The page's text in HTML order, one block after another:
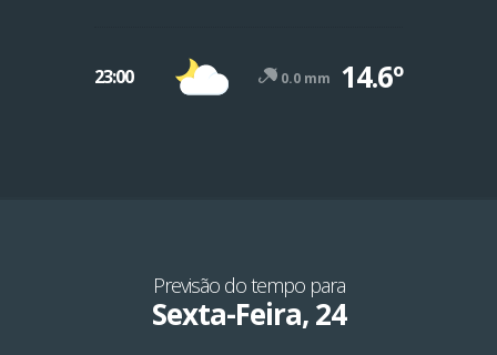
23:00 0.0 mm 14.6º
Previsão do tempo para
Sexta-Feira, 24